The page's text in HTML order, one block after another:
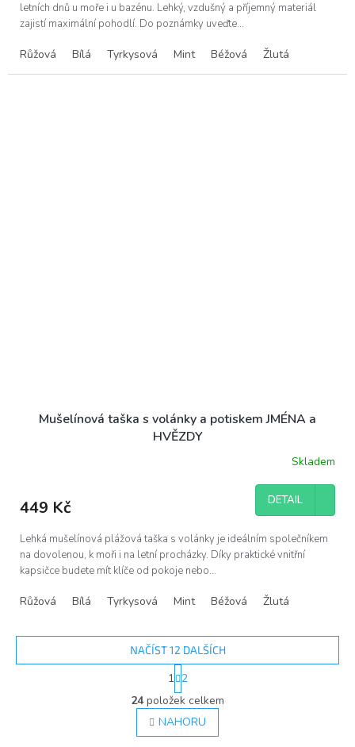
letních dnů u moře i u bazénu. Lehký, vzdušný a příjemný materiál
zajistí maximální pohodlí. Do poznámky uveďte...
Růžová Bílá Tyrkysová Mint Béžová Žlutá
Mušelínová taška s volánky a potiskem JMÉNA a
HVĚZDY
Skladem
449 Kč DETAIL
Lehká mušelínová plážová taška s volánky je ideálním společníkem
na dovolenou, k moři i na letní procházky. Díky praktické vnitřní
kapsičce budete mít klíče od pokoje nebo...
Růžová Bílá Tyrkysová Mint Béžová Žlutá
O
v
l
á
NAČÍST 12 DALŠÍCH
S
t
r
á
n
k
1 2
24položek celkem
NAHORU